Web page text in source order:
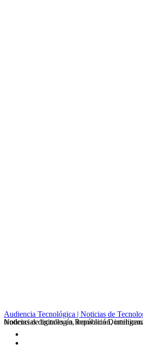
Audiencia Tecnológica | Noticias de
Noticias de tecnología, innovación, inteligencia artificial, ciencia y tendencias digitales en